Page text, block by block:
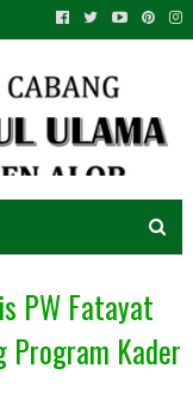
PW Fatayat
Program Kader